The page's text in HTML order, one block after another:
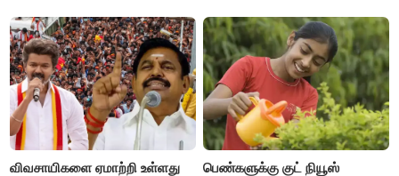
விவசாயிகளை ஏமாற்றி உள்ளது
பெண்களுக்கு குட் நியூஸ்